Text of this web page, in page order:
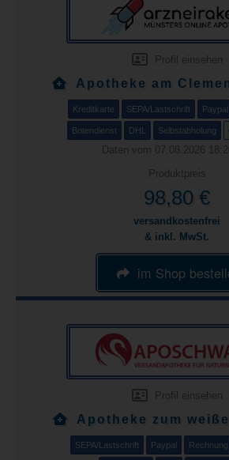
Profil einsehen
Apotheke am
Kreditkarte SEPA/Lastschrift Paypal
Botendienst DHL Selbstabholung
Daten vom 07.08.2026
Produktpreis
98,80 €
versandkostenfrei
& inkl. MwSt.
im Shop
Profil einsehen
Apotheke zum
SEPA/Lastschrift Paypal Rechnung